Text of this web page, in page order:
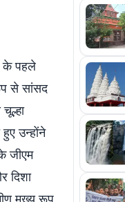
के पहले
से सांसद
उन्होंने
जीएम
दिशा
मुख्य रूप